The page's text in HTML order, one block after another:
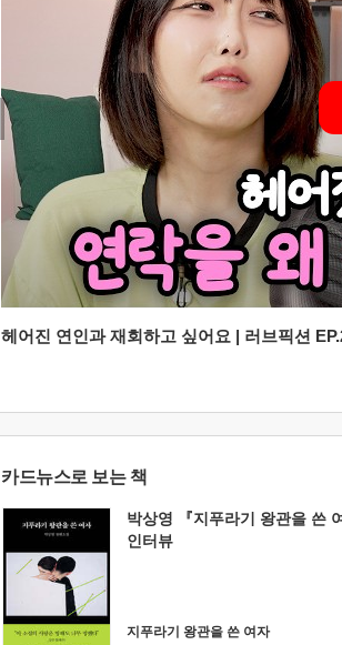
헤어진 연인과 재회하고 싶어요 | 러브픽션
카드뉴스로 보는 책
박상영 『지푸라기 왕관을 쓴
인터뷰
지푸라기 왕관을 쓴 여자